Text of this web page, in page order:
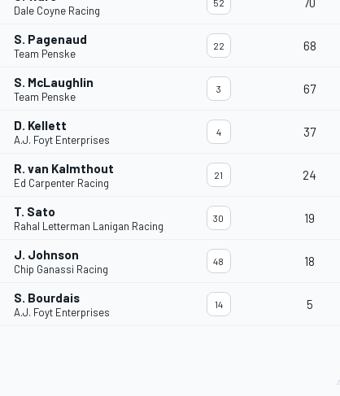
Dale Coyne Racing
52
S. Pagenaud
Team Penske
22 68
S. McLaughlin
Team Penske
3 67
D. Kellett
A.J. Foyt Enterprises
4 37
R. van Kalmthout
Ed Carpenter Racing
21 24
T. Sato
Rahal Letterman Lanigan Racing
30 19
J. Johnson
Chip Ganassi Racing
48 18
S. Bourdais
A.J. Foyt Enterprises
14 5